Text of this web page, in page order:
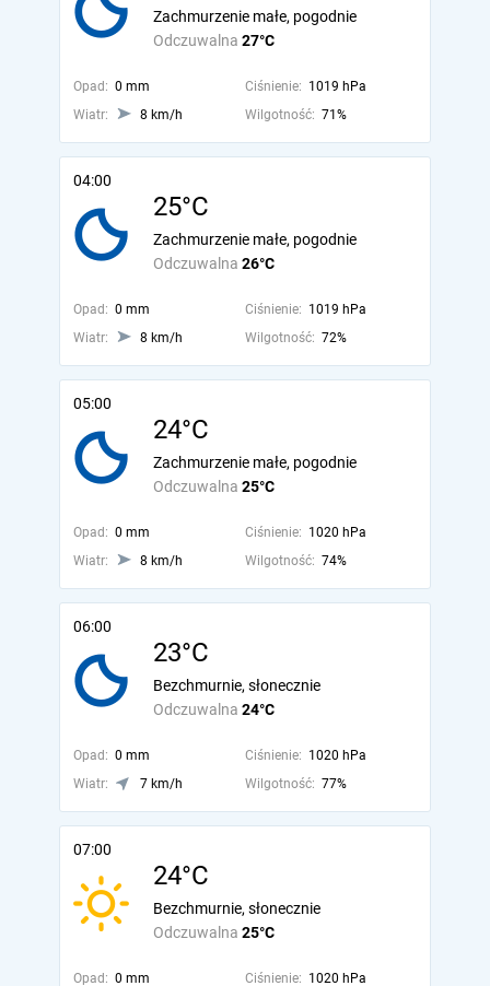
Odczuwalna 27°C
Zachmurzenie małe, pogodnie
Opad: 0 mm Ciśnienie: 1019 hPa
Wiatr:
8 km/h Wilgotność: 71%
04:00
25°C
Odczuwalna 26°C
Zachmurzenie małe, pogodnie
Opad: 0 mm Ciśnienie: 1019 hPa
Wiatr:
8 km/h Wilgotność: 72%
05:00
24°C
Odczuwalna 25°C
Zachmurzenie małe, pogodnie
Opad: 0 mm Ciśnienie: 1020 hPa
Wiatr:
8 km/h Wilgotność: 74%
06:00
23°C
Odczuwalna 24°C
Bezchmurnie, słonecznie
Opad: 0 mm Ciśnienie: 1020 hPa
Wiatr:
7 km/h Wilgotność: 77%
07:00
24°C
Odczuwalna 25°C
Bezchmurnie, słonecznie
Opad: 0 mm Ciśnienie: 1020 hPa